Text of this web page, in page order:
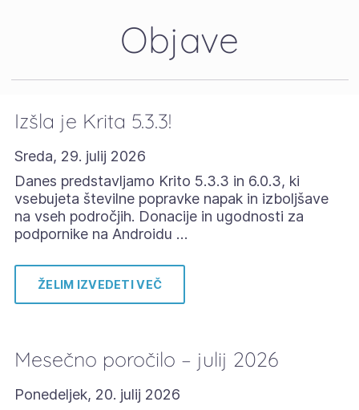
Objave
Izšla je Krita 5.3.3!
Sreda, 29. julij 2026
Danes predstavljamo Krito 5.3.3 in 6.0.3, ki
vsebujeta številne popravke napak in izboljšave
na vseh področjih. Donacije in ugodnosti za
podpornike na Androidu …
ŽELIM IZVEDETI VEČ
Mesečno poročilo – julij 2026
Ponedeljek, 20. julij 2026